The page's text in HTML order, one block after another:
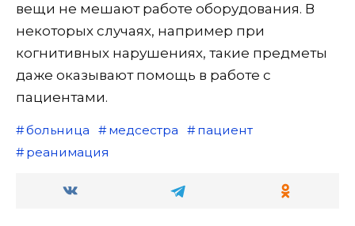
вещи не мешают работе оборудования. В
некоторых случаях, например при
когнитивных нарушениях, такие предметы
даже оказывают помощь в работе с
пациентами.
больница медсестра
пациент
реанимация